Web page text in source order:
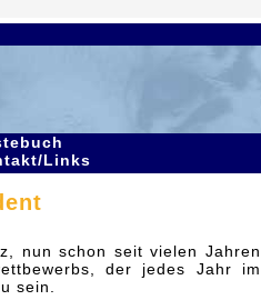
Links
nun schon seit vielen Jahren
der jedes Jahr im
sein.